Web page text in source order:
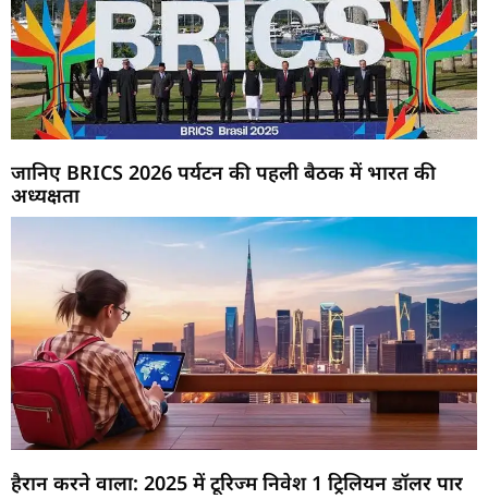
जानिए BRICS 2026 पर्यटन की पहली बैठक में भारत की
अध्यक्षता
हैरान करने वाला: 2025 में टूरिज्म निवेश 1 ट्रिलियन डॉलर पार